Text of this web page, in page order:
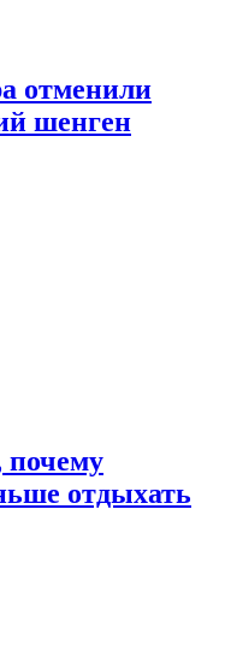
отменили
шенген
почему
отдыхать